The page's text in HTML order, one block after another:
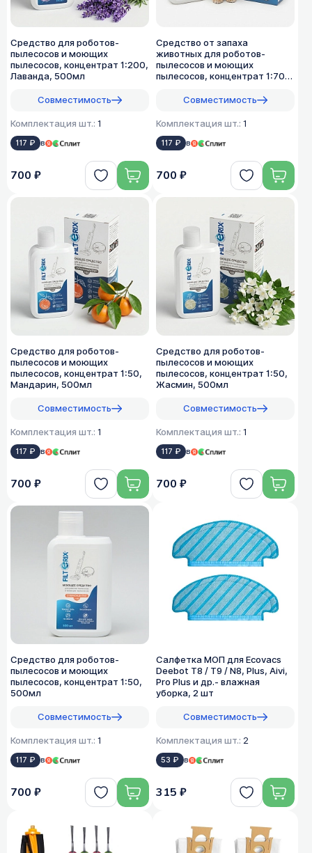
Средство для роботов-
пылесосов и моющих
пылесосов, концентрат 1:200,
Лаванда, 500мл
Совместимость
Комплектация шт.: 1
117 ₽ в
700 ₽
Средство от запаха
животных для роботов-
пылесосов и моющих
пылесосов, концентрат 1:70,
Совместимость
Комплектация шт.: 1
117 ₽ в
700 ₽
Средство для роботов-
пылесосов и моющих
пылесосов, концентрат 1:50,
Мандарин, 500мл
Совместимость
Комплектация шт.: 1
117 ₽ в
700 ₽
Средство для роботов-
пылесосов и моющих
пылесосов, концентрат 1:50,
Жасмин, 500мл
Совместимость
Комплектация шт.: 1
117 ₽ в
700 ₽
Средство для роботов-
пылесосов и моющих
пылесосов, концентрат 1:50,
500мл
Совместимость
Комплектация шт.: 1
117 ₽ в
700 ₽
Салфетка МОП для Ecovacs
Deebot T8 / T9 / N8, Plus, Aivi,
Pro Plus и др.- влажная
уборка, 2 шт
Совместимость
Комплектация шт.: 2
53 ₽ в
315 ₽